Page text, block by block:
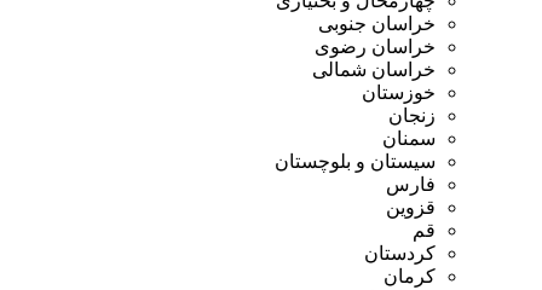
خراسان جنوبی
خراسان رضوی
خراسان شمالی
خوزستان
زنجان
سمنان
سیستان و بلوچستان
فارس
قزوین
قم
کردستان
کرمان